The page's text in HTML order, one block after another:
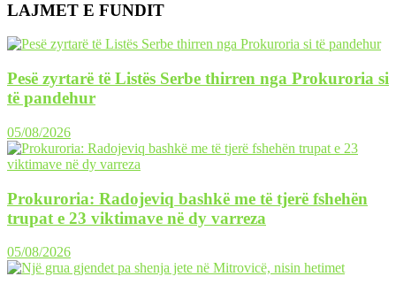
LAJMET E FUNDIT
Pesë zyrtarë të Listës Serbe thirren nga Prokuroria si
të pandehur
05/08/2026
Prokuroria: Radojeviq bashkë me të tjerë fshehën
trupat e 23 viktimave në dy varreza
05/08/2026